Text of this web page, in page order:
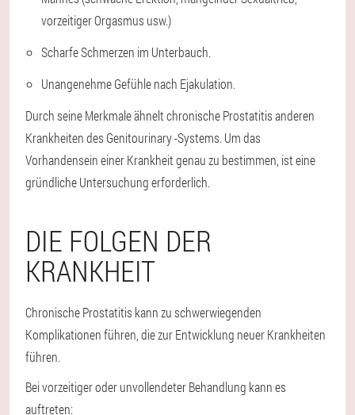
vorzeitiger Orgasmus usw.)
Scharfe Schmerzen im Unterbauch.
Unangenehme Gefühle nach Ejakulation.
Durch seine Merkmale ähnelt chronische Prostatitis anderen
Krankheiten des Genitourinary -Systems. Um das
Vorhandensein einer Krankheit genau zu bestimmen, ist eine
gründliche Untersuchung erforderlich.
DIE FOLGEN DER
KRANKHEIT
Chronische Prostatitis kann zu schwerwiegenden
Komplikationen führen, die zur Entwicklung neuer Krankheiten
führen.
Bei vorzeitiger oder unvollendeter Behandlung kann es
auftreten: